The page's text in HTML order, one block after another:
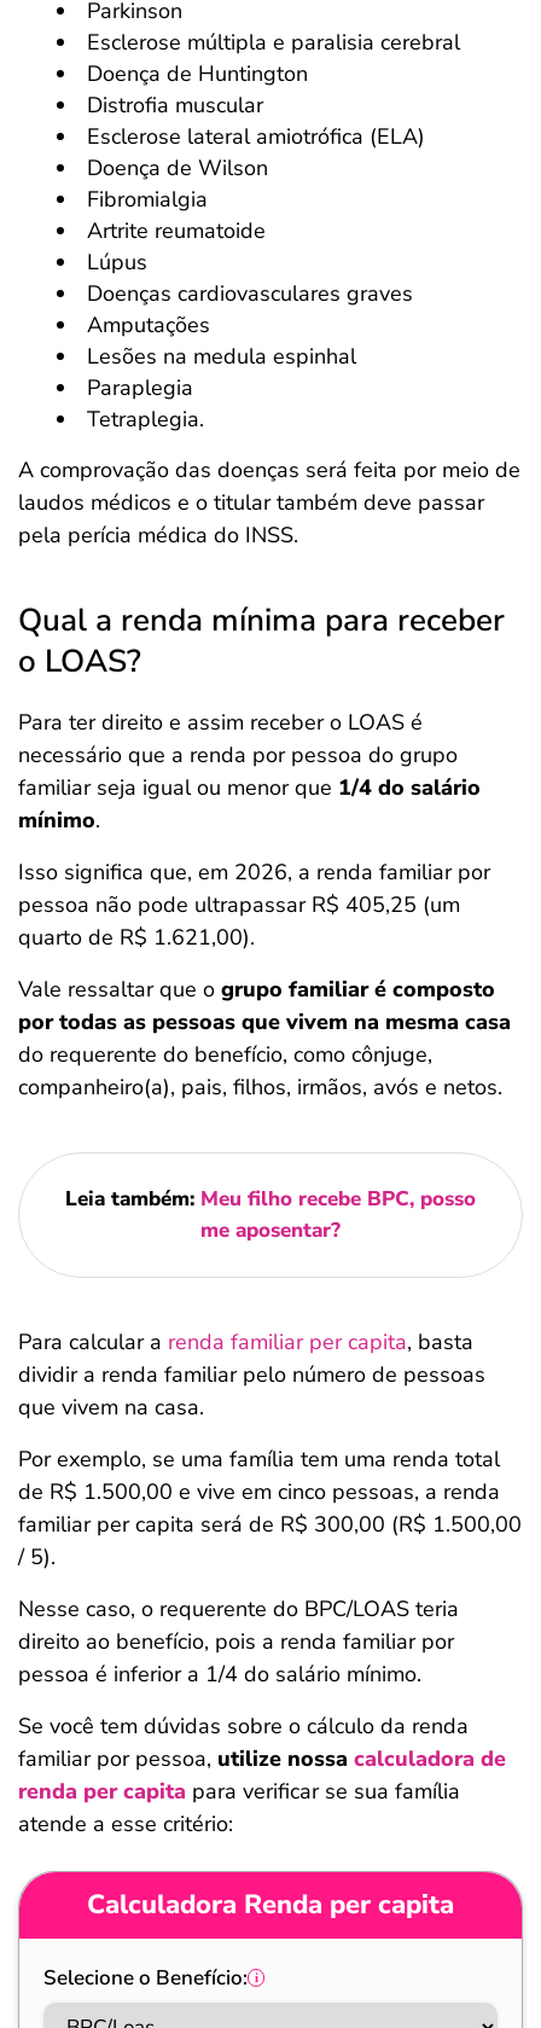
Parkinson
Esclerose múltipla e paralisia cerebral
Doença de Huntington
Distrofia muscular
Esclerose lateral amiotrófica (ELA)
Doença de Wilson
Fibromialgia
Artrite reumatoide
Lúpus
Doenças cardiovasculares graves
Amputações
Lesões na medula espinhal
Paraplegia
Tetraplegia.
A comprovação das doenças será feita por meio de
laudos médicos e o titular também deve passar
pela perícia médica do INSS.
Qual a renda mínima para receber
o LOAS?
Para ter direito e assim receber o LOAS é
necessário que a renda por pessoa do grupo
familiar seja igual ou menor que 1/4 do salário
mínimo.
Isso significa que, em 2026, a renda familiar por
pessoa não pode ultrapassar R$ 405,25 (um
quarto de R$ 1.621,00).
Vale ressaltar que o grupo familiar é composto
por todas as pessoas que vivem na mesma casa
do requerente do benefício, como cônjuge,
companheiro(a), pais, filhos, irmãos, avós e netos.
Leia também: Meu filho recebe BPC, posso
me aposentar?
Para calcular a renda familiar per capita, basta
dividir a renda familiar pelo número de pessoas
que vivem na casa.
Por exemplo, se uma família tem uma renda total
de R$ 1.500,00 e vive em cinco pessoas, a renda
familiar per capita será de R$ 300,00 (R$ 1.500,00
/ 5).
Nesse caso, o requerente do BPC/LOAS teria
direito ao benefício, pois a renda familiar por
pessoa é inferior a 1/4 do salário mínimo.
Se você tem dúvidas sobre o cálculo da renda
familiar por pessoa, utilize nossa calculadora de
renda per capita para verificar se sua família
atende a esse critério:
Calculadora Renda per capita
Selecione o Benefício: